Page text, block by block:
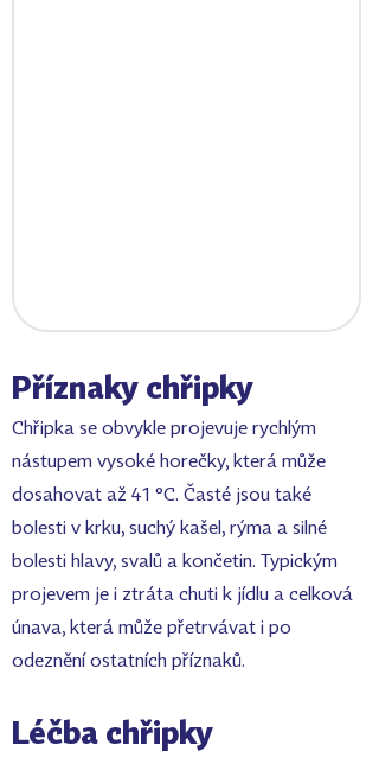
Příznaky chřipky
Chřipka se obvykle projevuje rychlým
nástupem vysoké horečky, která může
dosahovat až 41 °C. Časté jsou také
bolesti v krku, suchý kašel, rýma a silné
bolesti hlavy, svalů a končetin. Typickým
projevem je i ztráta chuti k jídlu a celková
únava, která může přetrvávat i po
odeznění ostatních příznaků.
Léčba chřipky